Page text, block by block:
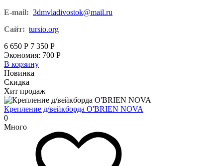
E-mail: 3dmvladivostok@mail.ru
Сайт: tursio.org
6 650 Р 7 350 Р
Экономия: 700 Р
В корзину
Новинка
Скидка
Хит продаж
Крепление д/вейкборда O'BRIEN NOVA
0
Много